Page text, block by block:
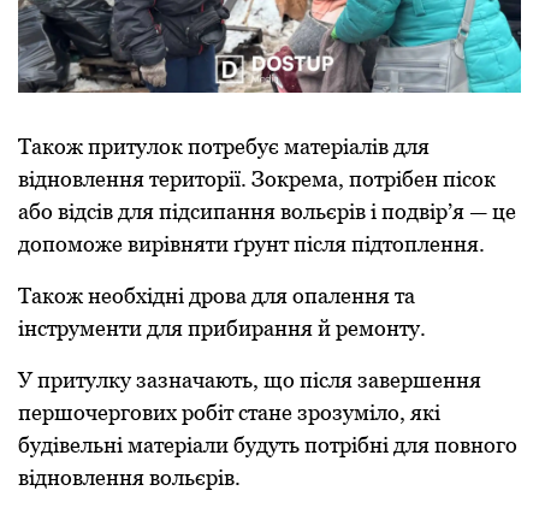
Також притулок потребує матеріалів для
відновлення території. Зокрема, потрібен пісок
або відсів для підсипання вольєрів і подвір’я — це
допоможе вирівняти ґрунт після підтоплення.
Також необхідні дрова для опалення та
інструменти для прибирання й ремонту.
У притулку зазначають, що після завершення
першочергових робіт стане зрозуміло, які
будівельні матеріали будуть потрібні для повного
відновлення вольєрів.